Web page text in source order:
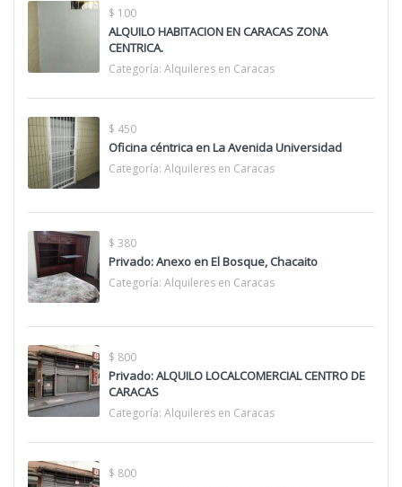
$ 100
ALQUILO HABITACION EN CARACAS ZONA
CENTRICA.
Categoría: Alquileres en Caracas
$ 450
Oficina céntrica en La Avenida Universidad
Categoría: Alquileres en Caracas
$ 380
Privado: Anexo en El Bosque, Chacaito
Categoría: Alquileres en Caracas
$ 800
Privado: ALQUILO LOCALCOMERCIAL CENTRO DE
CARACAS
Categoría: Alquileres en Caracas
$ 800